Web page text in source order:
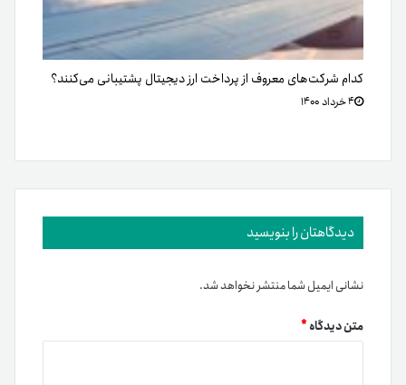
کدام شرکت‌های معروف از پرداخت ارز دیجیتال پشتیبانی می‌کنند؟
۴ خرداد ۱۴۰۰
دیدگاهتان را بنویسید
نشانی ایمیل شما منتشر نخواهد شد.
متن دیدگاه*